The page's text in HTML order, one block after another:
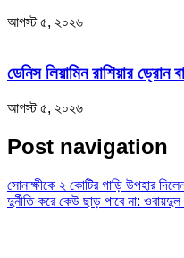
আগস্ট ৫, ২০২৬
ডেনিস লিয়ামিন রাশিয়ার ড্রোন
আগস্ট ৫, ২০২৬
Post navigation
সোনাক্ষীকে ২ কোটির গাড়ি উপহার
দুর্নীতি করে কেউ ছাড় পাবে না: ওবায়দুল